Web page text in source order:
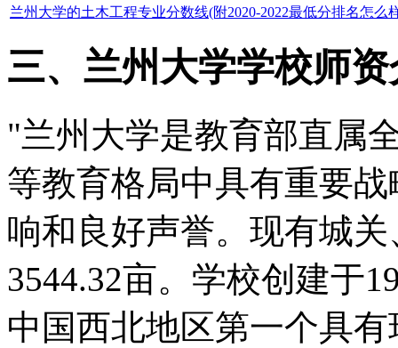
兰州大学的土木工程专业分数线(附2020-2022最低分排名怎么
三、兰州大学学校师
"兰州大学是教育部直属
等教育格局中具有重要
响和良好声誉。现有城
3544.32亩。学校创建于
中国西北地区第一个具